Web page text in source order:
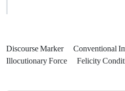
Discourse Marker Conventional
Illocutionary Force
Felicity